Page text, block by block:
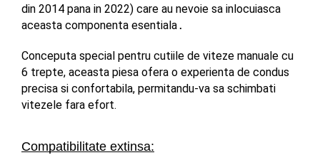
din 2014 pana in 2022) care au nevoie sa inlocuiasca
aceasta componenta esentiala.
Conceputa special pentru cutiile de viteze manuale cu
6 trepte, aceasta piesa ofera o experienta de condus
precisa si confortabila, permitandu-va sa schimbati
vitezele fara efort.
Compatibilitate extinsa: